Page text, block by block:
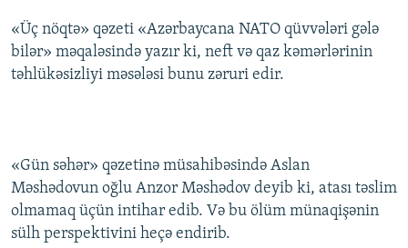
«Üç nöqtə» qəzeti «Azərbaycana NATO qüvvələri gələ
bilər» məqaləsində yazır ki, neft və qaz kəmərlərinin
təhlükəsizliyi məsələsi bunu zəruri edir.
«Gün səhər» qəzetinə müsahibəsində Aslan
Məshədovun oğlu Anzor Məshədov deyib ki, atası təslim
olmamaq üçün intihar edib. Və bu ölüm münaqişənin
sülh perspektivini heçə endirib.